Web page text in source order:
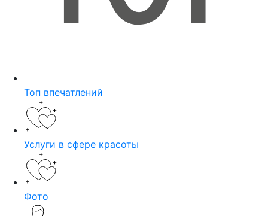
Топ впечатлений
Услуги в сфере красоты
Фото